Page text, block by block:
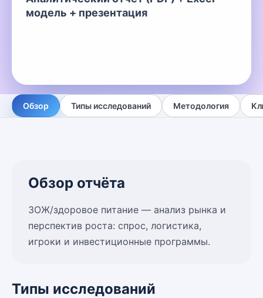
модель + презентация
Обзор Типы исследований Методология
Обзор отчёта
ЗОЖ/здоровое питание — анализ рынка и
перспектив роста: спрос, логистика,
игроки и инвестиционные программы.
Типы исследований